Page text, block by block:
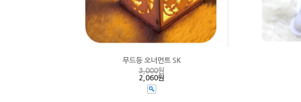
무드등 오너먼트 SK
3,000원
2,060원